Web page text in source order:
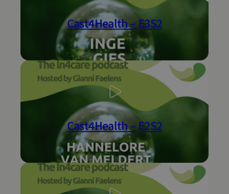
Cast4Health – E3S2
Cast4Health – E2S2